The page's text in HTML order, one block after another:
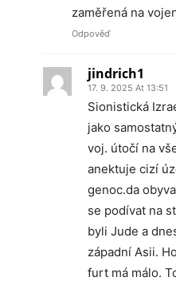
zaměřená na
Odpověď
jindrich1
17. 9. 2025 At 13:51
Sionistická
jako
voj. útočí na
anektuje cizí
genoc.da
se podívat na
byli Jude a
západní Asii.
furt má málo.